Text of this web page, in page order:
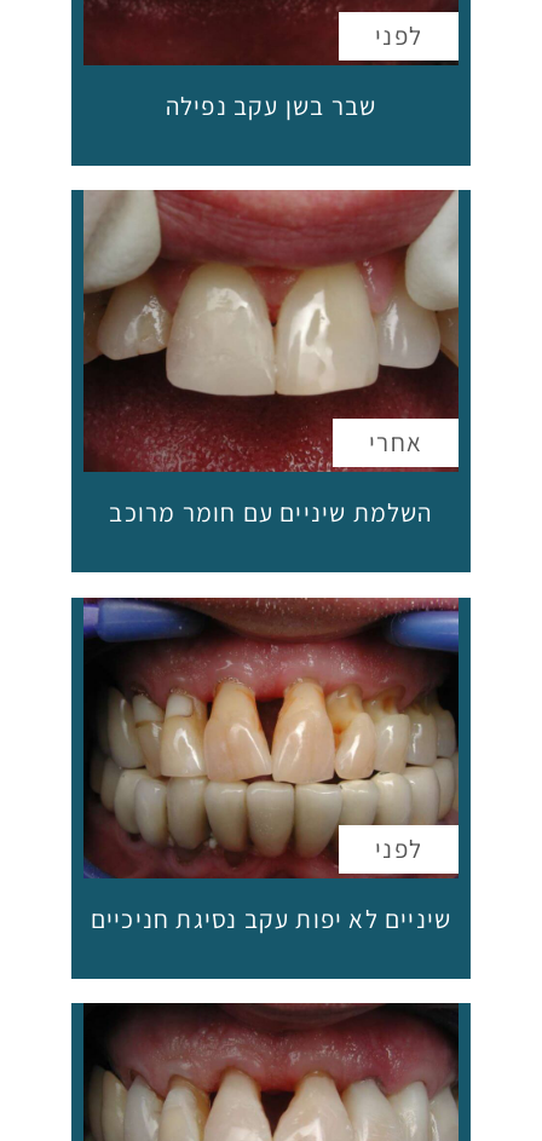
שבר בשן עקב נפילה
השלמת שיניים עם חומר מרוכב
שיניים לא יפות עקב נסיגת חניכיים